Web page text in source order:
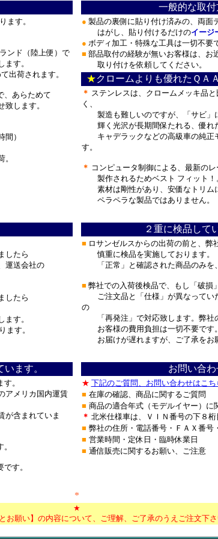
一般的な取付
ます。
ンド（陸上便）で
す。
出荷されます。
、あらためて
します。
）
● 製品の裏側に貼り付け済みの、両面
はがし、貼り付けるだけのイージ
● ボディ加工・特殊な工具は一切不要
■ 部品取付の経験が無いお客様は、お
取り付けを依頼してください。
★クロームよりも優れたＱＡ
＊ ステンレスは、クロームメッキ品
く、
製造も難しいのですが、「サビ」
輝く光沢が長期間保たれる、優れ
キャデラックなどの高級車の純正
す。
＊ コンピュータ制御による、最新の
製作されるためベスト フィット！
素材は剛性があり、安価なトリム
ペラペラな製品ではありません。
２重に検品して
したら
運送会社の
したら
す。
ます。
■ ロサンゼルスからの出荷の前と、弊
慎重に検品を実施しております。
「正常」と確認された商品のみを
■ 弊社での入荷後検品で、もし「破損
ご注文品と「仕様」が異なってい
の
「再発注」で対応致します。弊社
お客様の費用負担は一切不要です。
お届けが遅れますが、ご了承をお
ます。
お問い合わ
。
メリカ国内運賃
含まれていま
す。
★ 下記のご質問、お問い合わせはこち
■ 在庫の確認、商品に関するご質問
■ 商品の適合年式（モデルイヤー）に
＊ 北米仕様車は、ＶＩＮ番号の下８桁
■ 弊社の住所・電話番号・ＦＡＸ番号
■ 営業時間・定休日・臨時休業日
■ 通信販売に関するお願い、ご注意
*
★
お願い】の内容について、ご理解、ご了承のうえご注文下さ